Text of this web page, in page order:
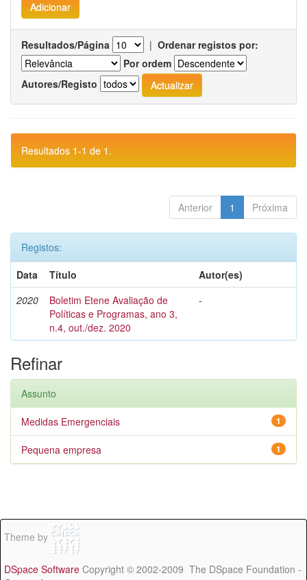
Resultados/Página | Ordenar registos por:
Por ordem
Autores/Registo
Resultados 1-1 de 1.
Anterior 1 Próxima
Registos:
Data
Título
Autor(es)
2020
Boletim Etene Avaliação de
Políticas e Programas, ano 3,
n.4, out./dez. 2020
-
Refinar
Assunto
1
Medidas Emergenciais
1
Pequena empresa
Theme by
DSpace Software Copyright © 2002-2009 The DSpace Foundation -